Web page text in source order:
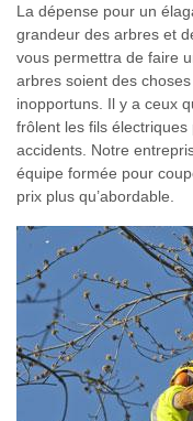
La dépense pour un
grandeur des arbres et
vous permettra de faire
arbres soient des
inopportuns. Il y a ceux
frôlent les fils électriques
accidents. Notre
équipe formée pour
prix plus qu’abordable.